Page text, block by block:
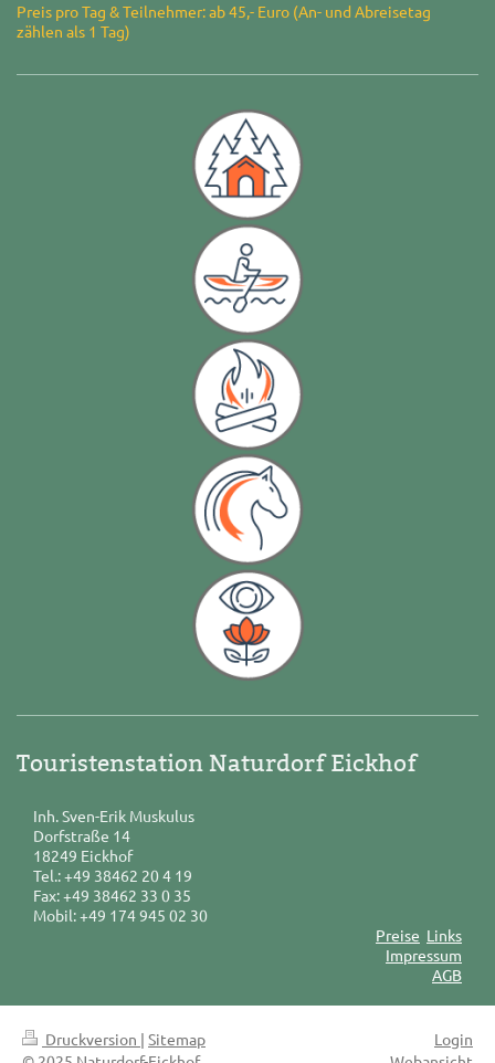
Preis pro Tag & Teilnehmer: ab 45,- Euro (An- und Abreisetag
zählen als 1 Tag)
Touristenstation Naturdorf Eickhof
Inh. Sven-Erik Muskulus
Dorfstraße 14
18249 Eickhof
Tel.: +49 38462 20 4 19
Fax: +49 38462 33 0 35
Mobil: +49 174 945 02 30
Preise Links
Impressum
AGB
Druckversion | Sitemap
Login